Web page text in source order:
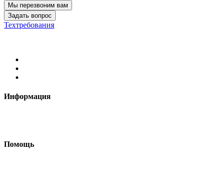
Мы перезвоним вам
Задать вопрос
Техтребования
Информация
Помощь